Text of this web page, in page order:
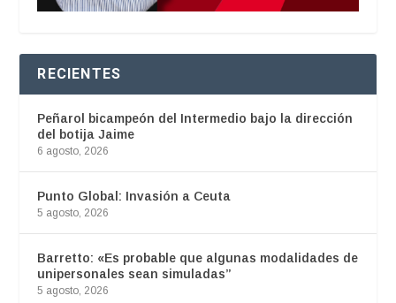
RECIENTES
Peñarol bicampeón del Intermedio bajo la dirección
del botija Jaime
6 agosto, 2026
Punto Global: Invasión a Ceuta
5 agosto, 2026
Barretto: «Es probable que algunas modalidades de
unipersonales sean simuladas”
5 agosto, 2026